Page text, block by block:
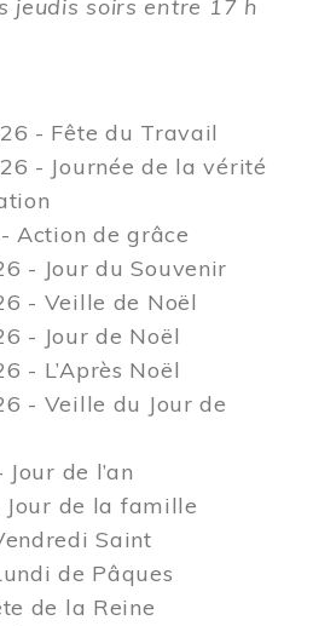
jeudis soirs entre 17 h
- Fête du Travail
- Journée de la vérité
Action de grâce
- Jour du Souvenir
- Veille de Noël
- Jour de Noël
- L’Après Noël
- Veille du Jour de
de l’an
de la famille
Saint
de Pâques
de la Reine